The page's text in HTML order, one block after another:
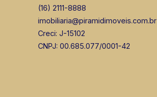
(16) 2111-8888
imobiliaria@piramidimoveis.com.br
Creci: J-15102
CNPJ: 00.685.077/0001-42